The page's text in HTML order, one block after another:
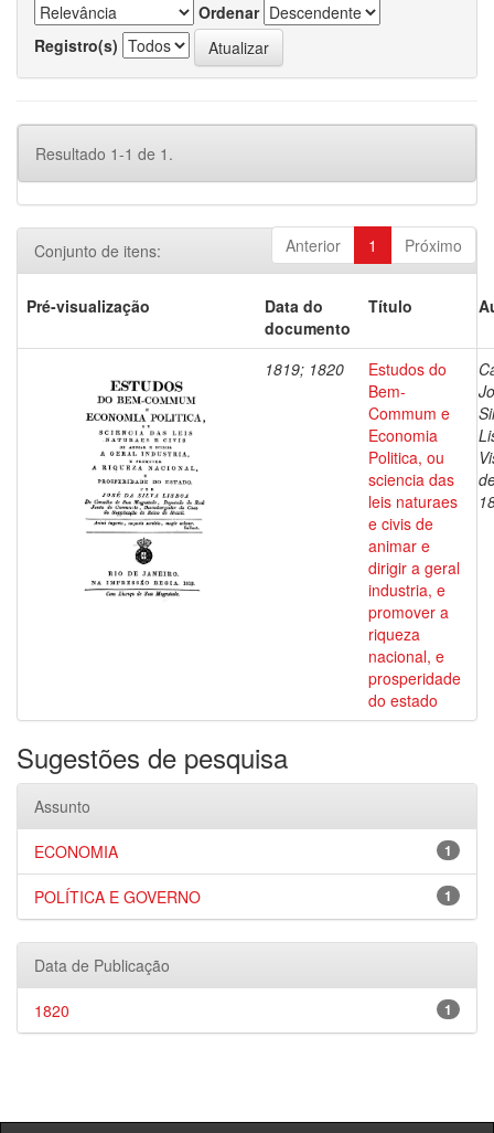
Ordenar
Registro(s)
Resultado 1-1 de 1.
Anterior 1 Próximo
Conjunto de itens:
Pré-visualização
Data do
documento
Título
1819; 1820
Estudos do
Bem-
Commum e
Economia
Politica, ou
sciencia das
leis naturaes
e civis de
animar e
dirigir a geral
industria, e
promover a
riqueza
nacional, e
prosperidade
do estado
Sugestões de pesquisa
Assunto
1
ECONOMIA
1
POLÍTICA E GOVERNO
Data de Publicação
1
1820